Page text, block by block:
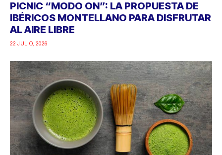
PICNIC “MODO ON”: LA PROPUESTA DE
IBÉRICOS MONTELLANO PARA DISFRUTAR
AL AIRE LIBRE
22 JULIO, 2026